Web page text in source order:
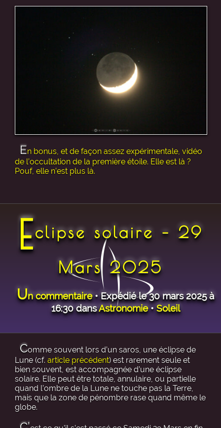
En bonus, et de façon assez expérimentale, vidéo
de l’occultation de la première étoile. Elle est là ?
Pouf, elle n’est plus là.
Eclipse solaire – 29
Mars 2025
Un commentaire• Expédié le 30 mars 2025 à
16:30 dansAstronomie•Soleil
Comme souvent lors d’un saros, une éclipse de
Lune (cf. article précédent) est rarement seule et
bien souvent, est accompagnée d’une éclipse
solaire. Elle peut être totale, annulaire, ou partielle
quand l’ombre de la Lune ne touche pas la Terre,
mais que la zone de pénombre rase quand même le
globe.